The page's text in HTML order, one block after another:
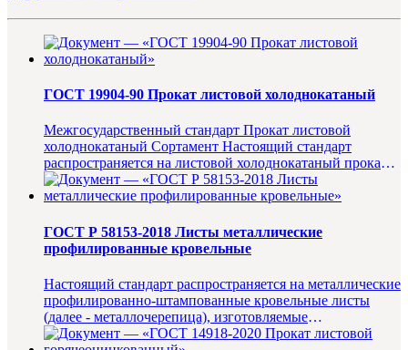
ГОСТ 19904-90 Прокат листовой холоднокатаный
Межгосударственный стандарт Прокат листовой
холоднокатаный Сортамент Настоящий стандарт
распространяется на листовой холоднокатаный прокат
шириной 500 мм и более,...
ГОСТ Р 58153-2018 Листы металлические
профилированные кровельные
Настоящий стандарт распространяется на металлические
профилированно-штампованные кровельные листы
(далее - металлочерепица), изготовляемые
профилированием и штамповк...